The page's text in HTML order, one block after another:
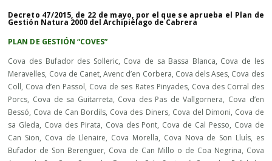
Decreto 47/2015, de 22 de mayo, por el que se aprueba el Plan de
Gestión Natura 2000 del Archipiélago de Cabrera
PLAN DE GESTIÓN “COVES”
Cova des Bufador des Solleric, Cova de sa Bassa Blanca, Cova de les
Meravelles, Cova de Canet, Avenc d’en Corbera, Cova dels Ases, Cova des
Coll, Cova d’en Passol, Cova de ses Rates Pinyades, Cova des Corral des
Porcs, Cova de sa Guitarreta, Cova des Pas de Vallgornera, Cova d’en
Bessó, Cova de Can Bordils, Cova des Diners, Cova del Dimoni, Cova de
sa Gleda, Cova des Pirata, Cova des Pont, Cova de Cal Pesso, Cova de
Can Sion, Cova de Llenaire, Cova Morella, Cova Nova de Son Lluís, es
Bufador de Son Berenguer, Cova de Can Millo o de Coa Negrina, Cova